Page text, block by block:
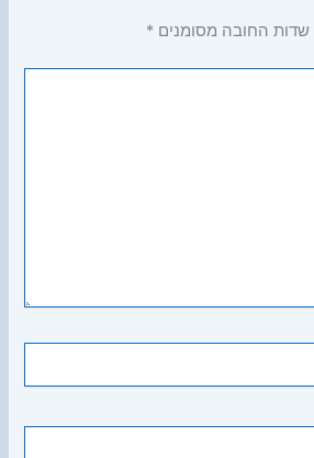
שדות החובה מסומנים*